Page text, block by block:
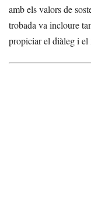
amb els valors de
trobada va incloure
propiciar el diàleg i el